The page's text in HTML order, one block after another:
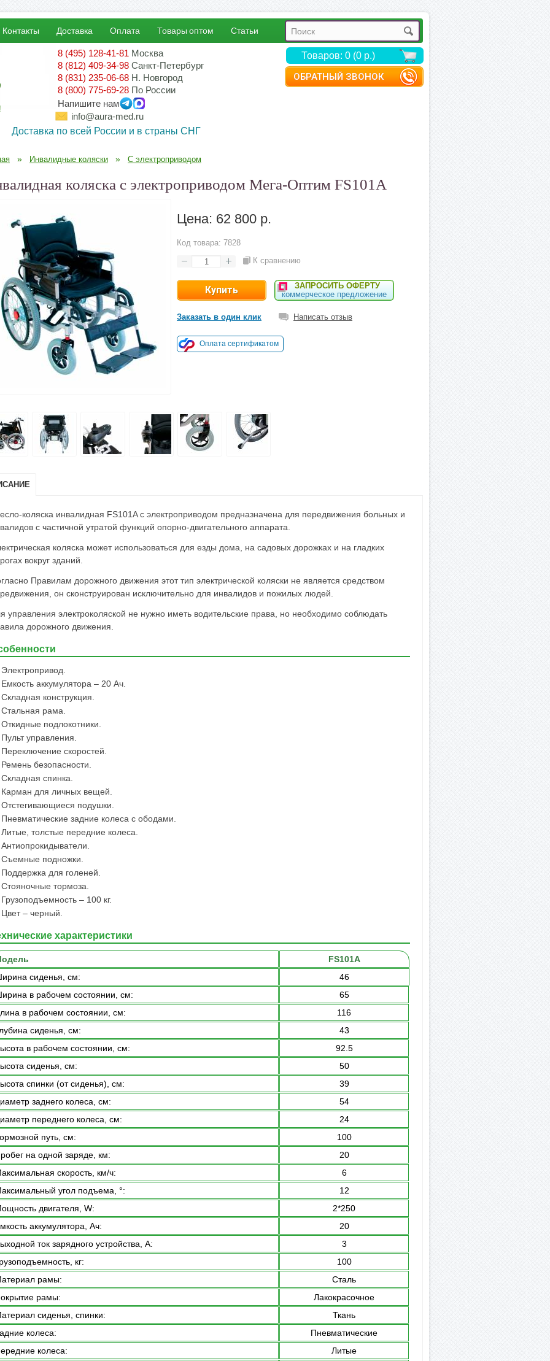
ОБРАТНЫЙ ЗВОНОК
Контакты Доставка Оплата Товары оптом Статьи
8 (495) 128-41-81 Москва
8 (812) 409-34-98 Санкт-Петербург
8 (831) 235-06-68 Н. Новгород
8 (800) 775-69-28 По России
Напишите нам
info@aura-med.ru
Доставка по всей России и в страны СНГ
Товаров: 0 (0 р.)
» Инвалидные коляски » С электроприводом
коляска с электроприводом Мега-Оптим FS101A
Цена: 62 800 р.
Код товара: 7828
К сравнению
ЗАПРОСИТЬ ОФЕРТУ
коммерческое предложение
Заказать в один клик Написать отзыв
Оплата сертификатом
коляска инвалидная FS101A с электроприводом предназначена для передвижения больных и
с частичной утратой функций опорно-двигательного аппарата.
коляска может использоваться для езды дома, на садовых дорожках и на гладких
вокруг зданий.
Правилам дорожного движения этот тип электрической коляски не является средством
он сконструирован исключительно для инвалидов и пожилых людей.
управления электроколяской не нужно иметь водительские права, но необходимо соблюдать
дорожного движения.
Электропривод.
Емкость аккумулятора – 20 Ач.
Складная конструкция.
Стальная рама.
Откидные подлокотники.
Пульт управления.
Переключение скоростей.
Ремень безопасности.
Складная спинка.
Карман для личных вещей.
Отстегивающиеся подушки.
Пневматические задние колеса с ободами.
Литые, толстые передние колеса.
Антиопрокидыватели.
Съемные подножки.
Поддержка для голеней.
Стояночные тормоза.
Грузоподъемность – 100 кг.
Цвет – черный.
характеристики
FS101A
сиденья, cм:
46
в рабочем состоянии, см:
65
в рабочем состоянии, см:
116
сиденья, см:
43
в рабочем состоянии, см:
92.5
сиденья, см:
50
спинки (от сиденья), см:
39
заднего колеса, см:
54
переднего колеса, см:
24
путь, см:
100
на одной заряде, км:
20
скорость, км/ч:
6
угол подъема, °:
12
двигателя, W:
2*250
аккумулятора, Ач:
20
ток зарядного устройства, А:
3
кг:
100
рамы:
Сталь
рамы:
Лакокрасочное
сиденья, спинки:
Ткань
колеса:
Пневматические
колеса:
Литые